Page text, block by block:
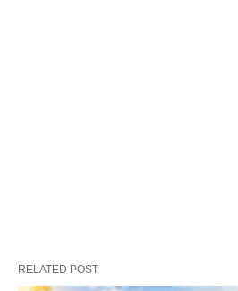
RELATED POST